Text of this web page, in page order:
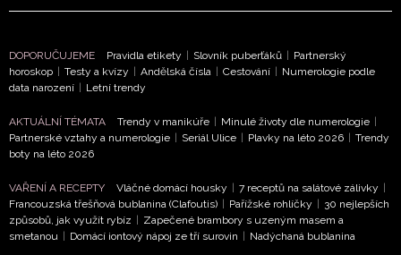
DOPORUČUJEME Pravidla etikety Slovník puberťáků
Partnerský
horoskop
Testy a kvízy Andělská čísla Cestování
Numerologie podle
data narození
Letní trendy
AKTUÁLNÍ TÉMATA Trendy v manikúře Minulé životy dle numerologie
Partnerské vztahy a numerologie
Seriál Ulice Plavky na léto 2026
Trendy
boty na léto 2026
VAŘENÍ A RECEPTY Vláčné domácí housky 7 receptů na salátové zálivky
Francouzská třešňová bublanina (Clafoutis)
Pařížské rohlíčky
30 nejlepších
způsobů, jak využít rybíz
Zapečené brambory s uzeným masem a
smetanou
Domácí iontový nápoj ze tří surovin Nadýchaná bublanina